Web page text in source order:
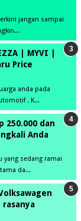
jangan sampai
| MYVI |
Price
anda pada
. K...
250.000 dan
Anda
yang sedang ramai
da...
rasanya